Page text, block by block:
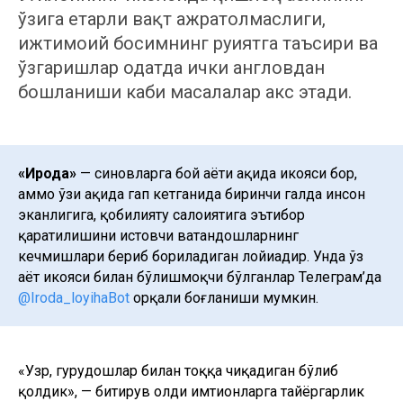
ўзига етарли вақт ажратолмаслиги,
ижтимоий босимнинг руҳиятга таъсири ва
ўзгаришлар одатда ички англовдан
бошланиши каби масалалар акс этади.
«Ирода» — синовларга бой ҳаёти ҳақида ҳикояси бор,
аммо ўзи ҳақида гап кетганида биринчи галда инсон
эканлигига, қобилияту салоҳиятига эътибор
қаратилишини истовчи ватандошларнинг
кечмишлари бериб бориладиган лойиҳадир. Унда ўз
ҳаёт ҳикояси билан бўлишмоқчи бўлганлар Телеграм’да
@Iroda_loyihaBot орқали боғланиши мумкин.
«Узр, гуруҳдошлар билан тоққа чиқадиган бўлиб
қолдик», — битирув олди имтиҳонларга тайёргарлик